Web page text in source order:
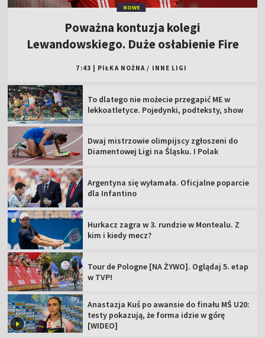
NOWE
Poważna kontuzja kolegi
Lewandowskiego. Duże osłabienie Fire
7:43 | PIŁKA NOŻNA / INNE LIGI
To dlatego nie możecie przegapić ME w
lekkoatletyce. Pojedynki, podteksty, show
Dwaj mistrzowie olimpijscy zgłoszeni do
Diamentowej Ligi na Śląsku. I Polak
Argentyna się wyłamała. Oficjalne poparcie
dla Infantino
Hurkacz zagra w 3. rundzie w Montealu. Z
kim i kiedy mecz?
Tour de Pologne [NA ŻYWO]. Oglądaj 5. etap
w TVP!
Anastazja Kuś po awansie do finału MŚ U20:
testy pokazują, że forma idzie w górę
[WIDEO]